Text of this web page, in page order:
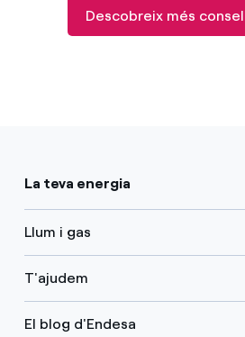
Descobreix més
La teva energia
Llum i gas
T'ajudem
El blog d'Endesa